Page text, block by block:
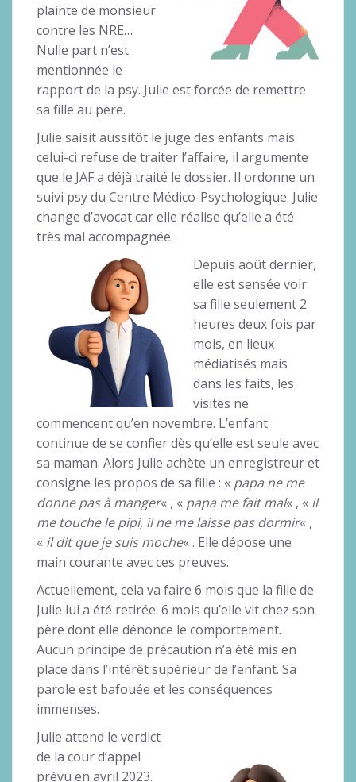
plainte de monsieur
contre les NRE…
Nulle part n’est
mentionnée le
rapport de la psy. Julie est forcée de remettre
sa fille au père.
Julie saisit aussitôt le juge des enfants mais
celui-ci refuse de traiter l’affaire, il argumente
que le JAF a déjà traité le dossier. Il ordonne un
suivi psy du Centre Médico-Psychologique. Julie
change d’avocat car elle réalise qu’elle a été
très mal accompagnée.
Depuis août dernier,
elle est sensée voir
sa fille seulement 2
heures deux fois par
mois, en lieux
médiatisés mais
dans les faits, les
visites ne
commencent qu’en novembre. L’enfant
continue de se confier dès qu’elle est seule avec
sa maman. Alors Julie achète un enregistreur et
consigne les propos de sa fille : « papa ne me
donne pas à manger« , « papa me fait mal« , « il
me touche le pipi, il ne me laisse pas dormir« ,
« il dit que je suis moche« . Elle dépose une
main courante avec ces preuves.
Actuellement, cela va faire 6 mois que la fille de
Julie lui a été retirée. 6 mois qu’elle vit chez son
père dont elle dénonce le comportement.
Aucun principe de précaution n’a été mis en
place dans l’intérêt supérieur de l’enfant. Sa
parole est bafouée et les conséquences
immenses.
Julie attend le verdict
de la cour d’appel
prévu en avril 2023.